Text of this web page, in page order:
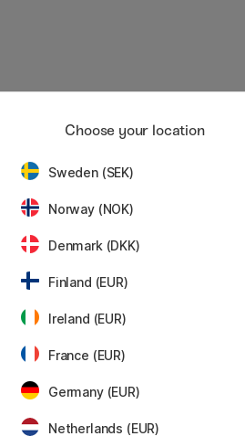
Choose your location
Sweden (SEK)
Norway (NOK)
Denmark (DKK)
Finland (EUR)
Ireland (EUR)
France (EUR)
Germany (EUR)
Netherlands (EUR)